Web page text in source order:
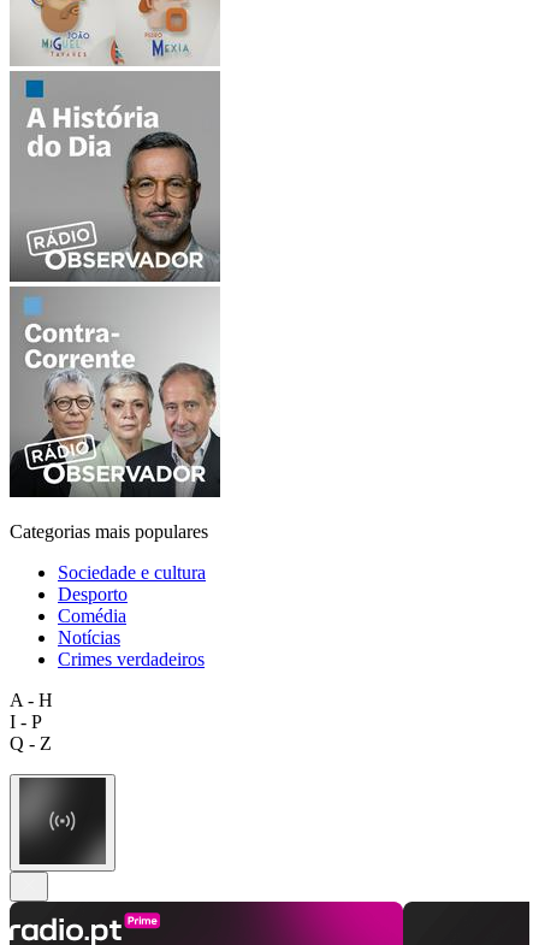
Categorias mais populares
Sociedade e cultura
Desporto
Comédia
Notícias
Crimes verdadeiros
A - H
I - P
Q - Z